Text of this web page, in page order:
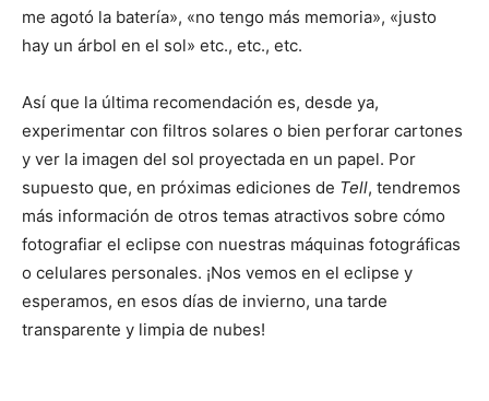
me agotó la batería», «no tengo más memoria», «justo
hay un árbol en el sol» etc., etc., etc.
Así que la última recomendación es, desde ya,
experimentar con filtros solares o bien perforar cartones
y ver la imagen del sol proyectada en un papel. Por
supuesto que, en próximas ediciones de Tell, tendremos
más información de otros temas atractivos sobre cómo
fotografiar el eclipse con nuestras máquinas fotográficas
o celulares personales. ¡Nos vemos en el eclipse y
esperamos, en esos días de invierno, una tarde
transparente y limpia de nubes!